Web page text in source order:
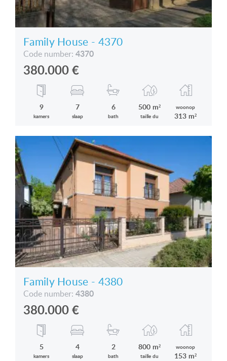
Family House - 4370
Code number: 4370
380.000€
9
kamers
7
slaap
6
bath
500 m²
taille du
woonop
313 m²
Family House - 4380
Code number: 4380
380.000€
5
kamers
4
slaap
2
bath
800 m²
taille du
woonop
153 m²